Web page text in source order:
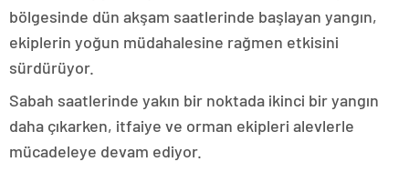
bölgesinde dün akşam saatlerinde başlayan yangın,
ekiplerin yoğun müdahalesine rağmen etkisini
sürdürüyor.
Sabah saatlerinde yakın bir noktada ikinci bir yangın
daha çıkarken, itfaiye ve orman ekipleri alevlerle
mücadeleye devam ediyor.